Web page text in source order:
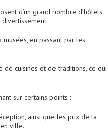
d’un grand nombre d’hôtels,
en passant par les
de cuisines et de traditions, ce qui
sur certains points :
ainsi que les prix de la
ville.